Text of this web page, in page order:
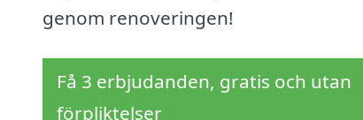
genom renoveringen!
Få 3 erbjudanden, gratis och utan
förpliktelser